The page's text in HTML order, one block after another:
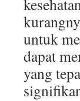
untuk
dapat
yang